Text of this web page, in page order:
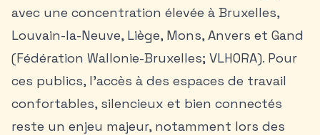
avec une concentration élevée à Bruxelles,
Louvain-la-Neuve, Liège, Mons,Anvers et Gand
(Fédération Wallonie-Bruxelles; VLHORA). Pour
ces publics, l’accès à des espaces de travail
confortables, silencieux et bien connectés
reste un enjeu majeur, notamment lors des